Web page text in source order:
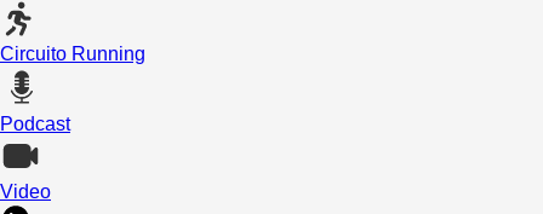
Circuito Running
Podcast
Video